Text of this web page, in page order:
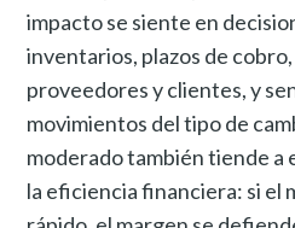
impacto se siente en
inventarios, plazos de
proveedores y clientes, y
movimientos del tipo de
moderado también tiende a
la eficiencia financiera: si el